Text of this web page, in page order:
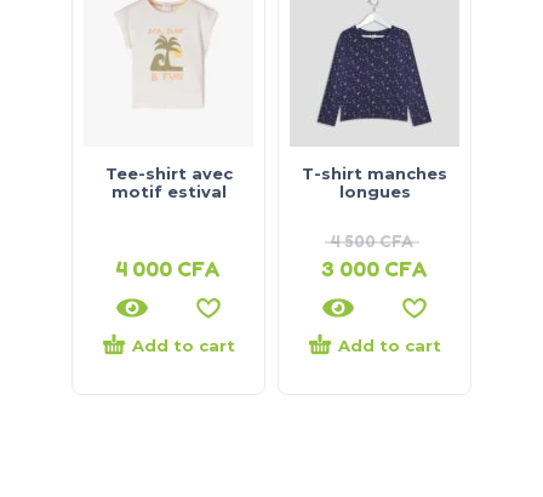
Tee-shirt avec
motif estival
4 000 CFA
Add to cart
T-shirt manches
longues
4 500CFA
3 000 CFA
Add to cart